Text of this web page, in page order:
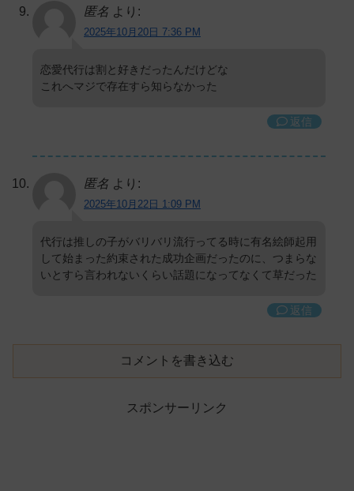
匿名 より:
2025年10月20日 7:36 PM
恋愛代行は割と好きだったんだけどな
これへマジで存在すら知らなかった
返信
匿名 より:
2025年10月22日 1:09 PM
代行は推しの子がバリバリ流行ってる時に有名絵師起用
して始まった約束された成功企画だったのに、つまらな
いとすら言われないくらい話題になってなくて草だった
返信
コメントを書き込む
スポンサーリンク